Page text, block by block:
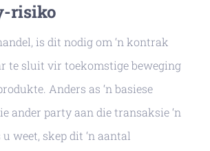
risiko
is dit nodig om ‘n kontrak
te sluit vir toekomstige beweging
Anders as ‘n basiese
ander party aan die transaksie ‘n
weet, skep dit ‘n aantal